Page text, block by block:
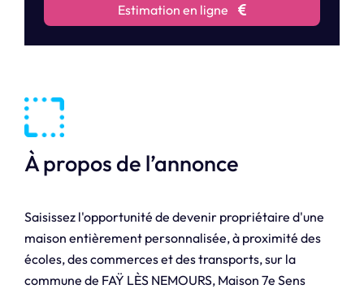
Estimation en ligne
À propos de l’annonce
Saisissez l'opportunité de devenir propriétaire d'une
maison entièrement personnalisée, à proximité des
écoles, des commerces et des transports, sur la
commune de FAŸ LÈS NEMOURS, Maison 7e Sens